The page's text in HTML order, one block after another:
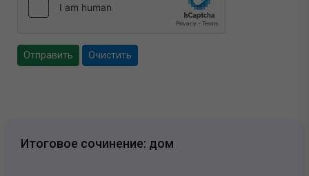
Отправить Очистить
Итоговое сочинение: дом